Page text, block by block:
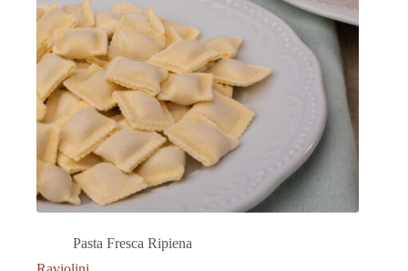
Pasta Fresca Ripiena